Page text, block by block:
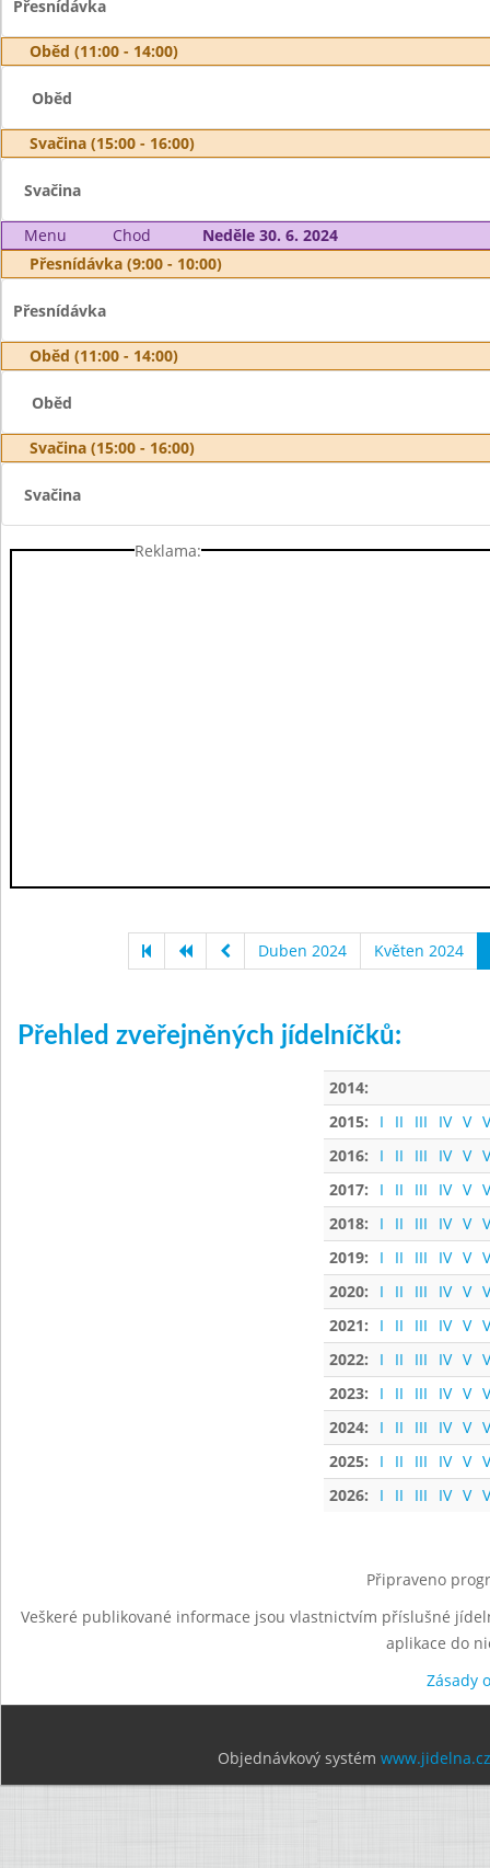
Přesnídávka
Oběd (11:00 - 14:00)
Oběd
Svačina (15:00 - 16:00)
Svačina
Menu Chod
Neděle 30. 6. 2024
Přesnídávka (9:00 - 10:00)
Přesnídávka
Oběd (11:00 - 14:00)
Oběd
Svačina (15:00 - 16:00)
Svačina
Reklama:
Duben 2024 Květen 2024
Přehled zveřejněných jídelníčků:
2014:
2015:
I II III IV V
2016:
I II III IV V
2017:
I II III IV V
2018:
I II III IV V
2019:
I II III IV V
2020:
I II III IV V
2021:
I II III IV V
2022:
I II III IV V
2023:
I II III IV V
2024:
I II III IV V
2025:
I II III IV V
2026:
I II III IV V
Připraveno
Veškeré publikované informace jsou vlastnictvím příslušné
aplikace do
Zásady
Objednávkový systém www.jidelna.cz